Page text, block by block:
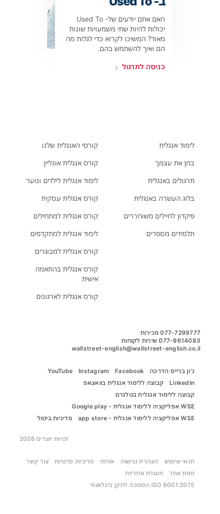
האם אתם יודעים של- Used To
יכולות להיות שתי משמעויות שונות
מאוד? המשיכו לקרוא כדי לגלות מה
הם ואיך להשתמש בהם.
כניסה לתרגול
לימוד אנגלית
בחן את עצמך
תרגולים באנגלית
בלוג העשרה באנגלית
פיקדון לחיילים משוחררים
תלמידים מספרים
קורסי האנגלית שלנו
קורס אנגלית אונליין
לימוד אנגלית לילדים ונוער
קורס אנגלית עסקית
קורס אנגלית למתחילים
לימוד אנגלית למתקדמים
קורס אנגלית למבוגרים
קורס אנגלית בהתאמה
אישית
קורס אנגלית לארגונים
077-9614083 שירות לקוחות
wallstreet-english@wallstreet-english.co.il
ג'ון ברייס הדרכה Facebook
Instagram
YouTube
LinkedIn
קבוצה ללימוד אנגלית בוואצאפ
קבוצה ללימוד אנגלית בטלגרם
WSE אפליקציה ללימוד אנגלית - Google play
WSE אפליקציה ללימוד אנגלית - app store
מדיניות ביטול
זכויות יוצרים 2026
תנאי שימוש הצהרת נגישות אודות מדיניות פרטיות
צור קשר
מפת אתר
תעודת אחריות
ISO 9001:2015 הסמכה לתקן בינלאומי